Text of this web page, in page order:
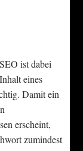
ist dabei
eines
Damit ein
erscheint,
zumindest